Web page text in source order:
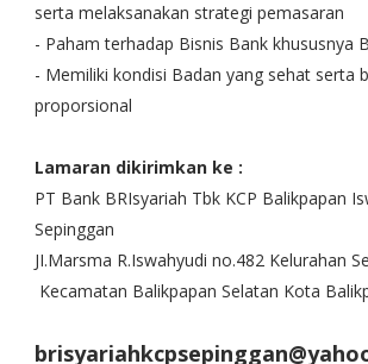
serta melaksanakan strategi pemasaran
- Paham terhadap Bisnis Bank khususnya
- Memiliki kondisi Badan yang sehat serta
proporsional
Lamaran dikirimkan ke :
PT Bank BRIsyariah Tbk KCP Balikpapan
Sepinggan
JI.Marsma R.Iswahyudi no.482 Kelurahan
Kecamatan Balikpapan Selatan Kota